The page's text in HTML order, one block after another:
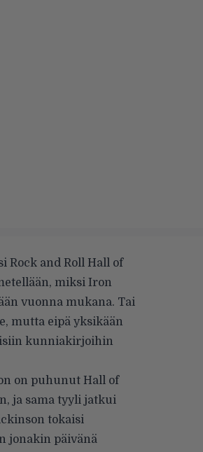
Rock and Roll Hall of
miksi Iron
vuonna mukana. Tai
mutta eipä yksikään
kunniakirjoihin
on puhunut Hall of
ja sama tyyli jatkui
tokaisi
jonakin päivänä